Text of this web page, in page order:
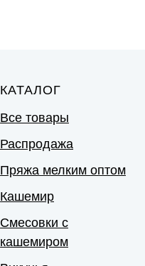
КАТАЛОГ
Все товары
Распродажа
Пряжа мелким оптом
Кашемир
Смесовки с
кашемиром